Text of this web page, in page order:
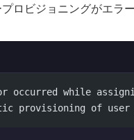
ロビジョニングがエラ
occurred while
provisioning of